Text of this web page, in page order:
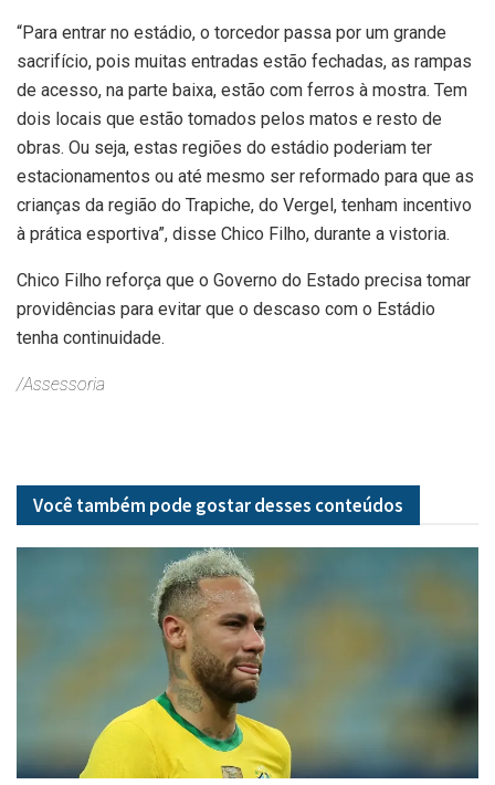
“Para entrar no estádio, o torcedor passa por um grande
sacrifício, pois muitas entradas estão fechadas, as rampas
de acesso, na parte baixa, estão com ferros à mostra. Tem
dois locais que estão tomados pelos matos e resto de
obras. Ou seja, estas regiões do estádio poderiam ter
estacionamentos ou até mesmo ser reformado para que as
crianças da região do Trapiche, do Vergel, tenham incentivo
à prática esportiva”, disse Chico Filho, durante a vistoria.
Chico Filho reforça que o Governo do Estado precisa tomar
providências para evitar que o descaso com o Estádio
tenha continuidade.
/Assessoria
Você também pode gostar desses conteúdos